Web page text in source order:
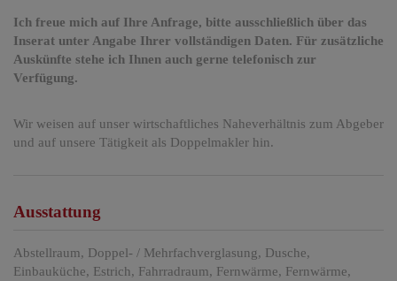
Ich freue mich auf Ihre Anfrage, bitte ausschließlich über das
Inserat unter Angabe Ihrer vollständigen Daten. Für zusätzliche
Auskünfte stehe ich Ihnen auch gerne telefonisch zur
Verfügung.
Wir weisen auf unser wirtschaftliches Naheverhältnis zum Abgeber
und auf unsere Tätigkeit als Doppelmakler hin.
Ausstattung
Abstellraum Doppel- / Mehrfachverglasung
Dusche
Einbauküche
Estrich Fahrradraum Fernwärme
Fernwärme